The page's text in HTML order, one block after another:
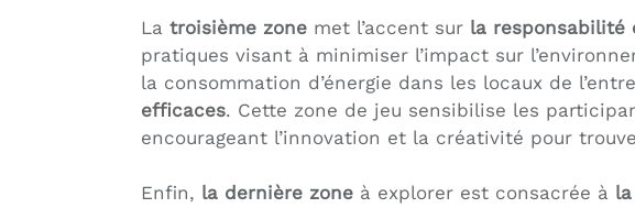
La troisième zone met l’accent sur la responsabilité
pratiques visant à minimiser l’impact sur
la consommation d’énergie dans les locaux de
efficaces. Cette zone de jeu sensibilise les
encourageant l’innovation et la créativité pour
Enfin, la dernière zone à explorer est consacrée à